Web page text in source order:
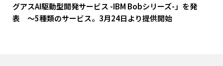
グアスAI駆動型開発サービス -IBM Bobシリーズ-」を発
表 ～5種類のサービス。3月24日より提供開始